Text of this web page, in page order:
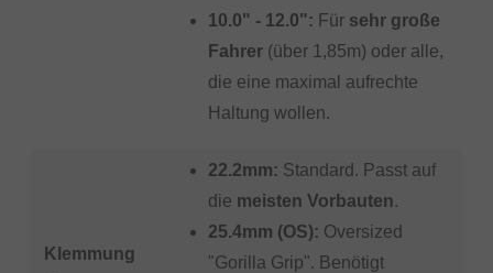
10.0" - 12.0": Für sehr große
Fahrer (über 1,85m) oder alle,
die eine maximal aufrechte
Haltung wollen.
Klemmung
22.2mm: Standard. Passt auf
die meisten Vorbauten.
25.4mm (OS): Oversized
"Gorilla Grip". Benötigt